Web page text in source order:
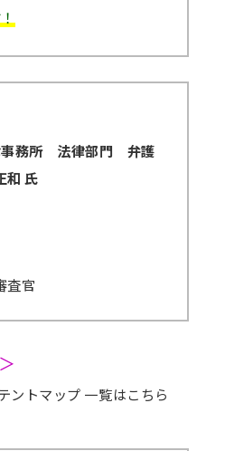
事務所 法律部門 弁護
氏
査官
ントマップ 一覧はこちら